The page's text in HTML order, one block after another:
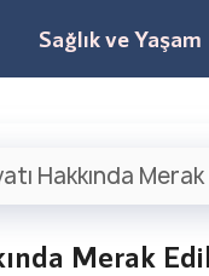
Sağlık ve Yaşam
Hakkında
Merak